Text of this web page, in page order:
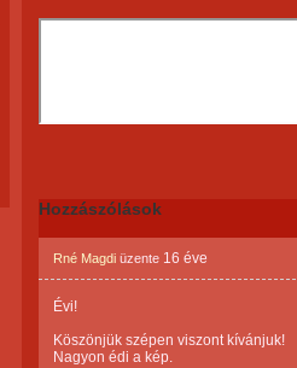
Hozzászólások
Rné Magdi üzente 16 éve
Évi!
Köszönjük szépen viszont kívánjuk!
Nagyon édi a kép.